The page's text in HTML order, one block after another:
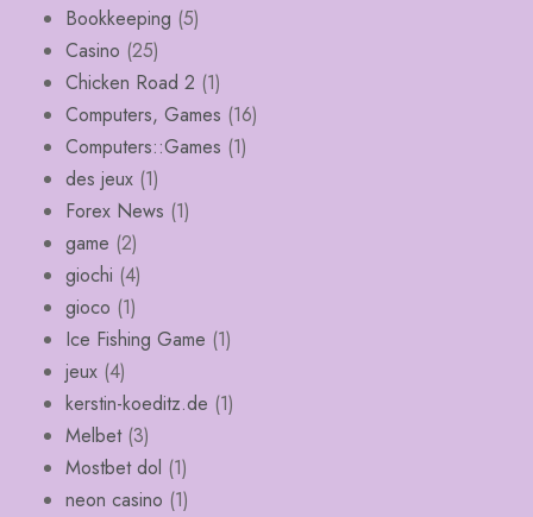
Bookkeeping (5)
Casino (25)
Chicken Road 2 (1)
Computers, Games (16)
Computers::Games (1)
des jeux (1)
Forex News (1)
game (2)
giochi (4)
gioco (1)
Ice Fishing Game (1)
jeux (4)
kerstin-koeditz.de (1)
Melbet(3)
Mostbet dol (1)
neon casino (1)